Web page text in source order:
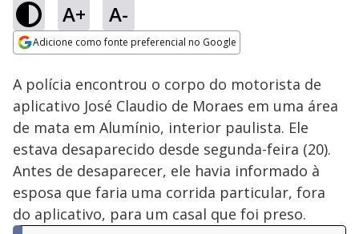
A+ A-
Adicione como fonte preferencial no Google
Ativar
Loaded:
39.79%
A polícia encontrou o corpo do motorista de
aplicativo José Claudio de Moraes em uma área
de mata em Alumínio, interior paulista. Ele
estava desaparecido desde segunda-feira (20).
Antes de desaparecer, ele havia informado à
esposa que faria uma corrida particular, fora
do aplicativo, para um casal que foi preso.